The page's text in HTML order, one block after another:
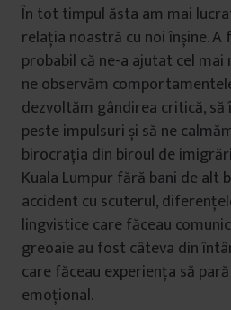
În tot timpul ăsta am mai
relația noastră cu noi înșine.
probabil că ne-a ajutat cel mai
ne observăm
dezvoltăm gândirea critică,
peste impulsuri și să ne
birocrația din biroul de
Kuala Lumpur fără bani de alt
accident cu scuterul,
lingvistice care făceau
greoaie au fost câteva din
care făceau experiența să
emoțional.